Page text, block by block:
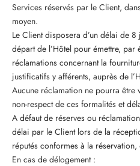
Services réservés par le Client,
moyen.
Le Client disposera d’un délai de
départ de l’Hôtel pour émettre, par
réclamations concernant la
justificatifs y afférents, auprès de
Aucune réclamation ne pourra être
non-respect de ces formalités et
A défaut de réserves ou
délai par le Client lors de la
réputés conformes à la
En cas de délogement :